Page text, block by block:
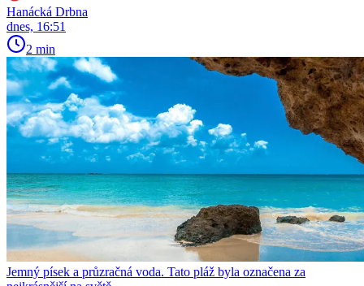
Hanácká Drbna
dnes, 16:51
2 min
Jemný písek a průzračná voda. Tato pláž byla označena za